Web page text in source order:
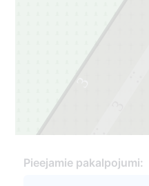
3
2
Pieejamie pakalpojumi: